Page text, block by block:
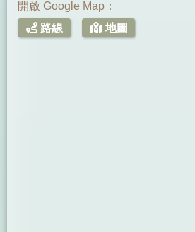
開啟 Google Map：
路線
地圖